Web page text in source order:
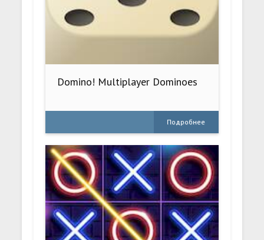
Domino! Multiplayer Dominoes
Подробнее